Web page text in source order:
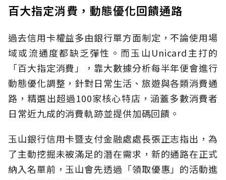
百大指定消費，動態優化回饋通路
過去信用卡權益多由銀行單方面制定，不論使用場
域或流通度都缺乏彈性。而玉山Unicard主打的
「百大指定消費」，靠大數據分析每半年便會進行
動態優化調整，針對日常生活、旅遊與各類消費通
路，精選出超過100家核心特店，涵蓋多數消費者
日常近九成的消費軌跡並提供加碼回饋。
玉山銀行信用卡暨支付金融處處長張正志指出，為
了主動挖掘未被滿足的潛在需求，新的通路在正式
納入名單前，玉山會先透過「領取優惠」的活動進